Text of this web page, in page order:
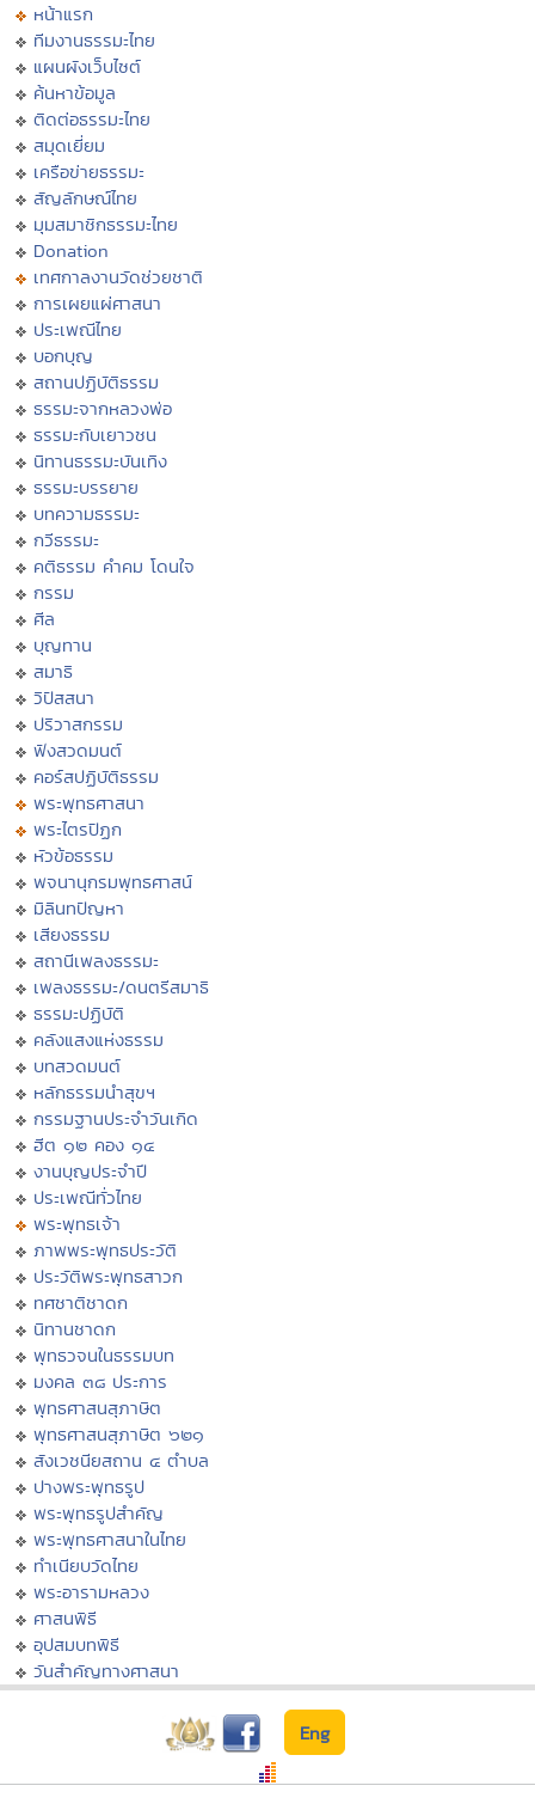
หน้าแรก
ทีมงานธรรมะไทย
แผนผังเว็บไซต์
ค้นหาข้อมูล
ติดต่อธรรมะไทย
สมุดเยี่ยม
เครือข่ายธรรมะ
สัญลักษณ์ไทย
มุมสมาชิกธรรมะไทย
Donation
เทศกาลงานวัดช่วยชาติ
การเผยแผ่ศาสนา
ประเพณีไทย
บอกบุญ
สถานปฏิบัติธรรม
ธรรมะจากหลวงพ่อ
ธรรมะกับเยาวชน
นิทานธรรมะบันเทิง
ธรรมะบรรยาย
บทความธรรมะ
กวีธรรมะ
คติธรรม คำคม โดนใจ
กรรม
ศีล
บุญทาน
สมาธิ
วิปัสสนา
ปริวาสกรรม
ฟังสวดมนต์
คอร์สปฏิบัติธรรม
พระพุทธศาสนา
พระไตรปิฏก
หัวข้อธรรม
พจนานุกรมพุทธศาสน์
มิลินทปัญหา
เสียงธรรม
สถานีเพลงธรรมะ
เพลงธรรมะ/ดนตรีสมาธิ
ธรรมะปฏิบัติ
คลังแสงแห่งธรรม
บทสวดมนต์
หลักธรรมนำสุขฯ
กรรมฐานประจำวันเกิด
ฮีต ๑๒ คอง ๑๔
งานบุญประจำปี
ประเพณีทั่วไทย
พระพุทธเจ้า
ภาพพระพุทธประวัติ
ประวัติพระพุทธสาวก
ทศชาติชาดก
นิทานชาดก
พุทธวจนในธรรมบท
มงคล ๓๘ ประการ
พุทธศาสนสุภาษิต
พุทธศาสนสุภาษิต ๖๒๑
สังเวชนียสถาน ๔ ตำบล
ปางพระพุทธรูป
พระพุทธรูปสำคัญ
พระพุทธศาสนาในไทย
ทำเนียบวัดไทย
พระอารามหลวง
ศาสนพิธี
อุปสมบทพิธี
วันสำคัญทางศาสนา
Eng